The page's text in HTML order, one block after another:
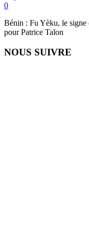
0
Bénin : Fu Yèku, le signe
pour Patrice Talon
NOUS SUIVRE